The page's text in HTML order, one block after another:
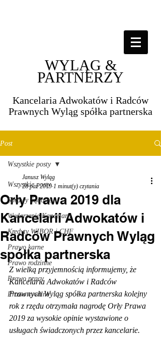
WYLĄG &
PARTNERZY
Kancelaria Adwokatów i Radców
Prawnych Wyląg spółka partnerska​​
Post
Wszystkie posty
Sprawy Sądowe
Wydarzenie Kancelarii
Kredyty WIBOR i CHF
Prawo karne
Prawo rodzinne
Prawo pracy
Prawo cywilne
Wszystkie posty
Orły Prawa 2019 dla
Kancelarii Adwokatów i
Radców Prawnych Wyląg
spółka partnerska
Janusz Wyląg
28 paź 2019 1 minut(y) czytania
Z wielką przyjemnością informujemy, że
Kancelaria Adwokatów i Radców
Prawnych Wyląg spółka partnerska kolejny
rok z rzędu otrzymała nagrodę Orły Prawa
2019 za wysokie opinie wystawione o
usługach świadczonych przez kancelarie.